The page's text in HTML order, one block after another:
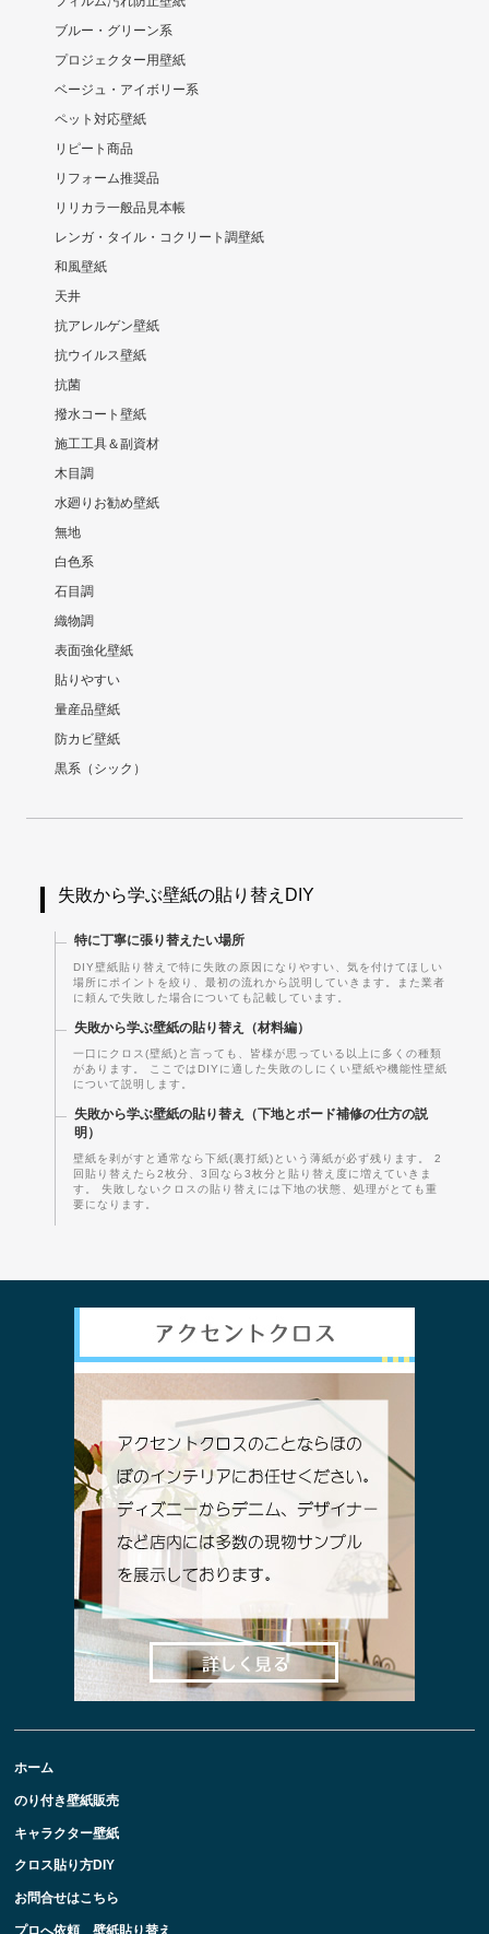
ブルー・グリーン系
プロジェクター用壁紙
ベージュ・アイボリー系
ペット対応壁紙
リピート商品
リフォーム推奨品
リリカラ一般品見本帳
レンガ・タイル・コクリート調壁紙
和風壁紙
天井
抗アレルゲン壁紙
抗ウイルス壁紙
抗菌
撥水コート壁紙
施工工具＆副資材
木目調
水廻りお勧め壁紙
無地
白色系
石目調
織物調
表面強化壁紙
貼りやすい
量産品壁紙
防カビ壁紙
黒系（シック）
失敗から学ぶ壁紙の貼り替えDIY
特に丁寧に張り替えたい場所
DIY壁紙貼り替えで特に失敗の原因になりやすい、気を付けてほしい
場所にポイントを絞り、最初の流れから説明していきます。また業者
に頼んで失敗した場合についても記載しています。
失敗から学ぶ壁紙の貼り替え（材料編）
一口にクロス(壁紙)と言っても、皆様が思っている以上に多くの種類
があります。 ここではDIYに適した失敗のしにくい壁紙や機能性壁紙
について説明します。
失敗から学ぶ壁紙の貼り替え（下地とボード補修の仕方の説
明）
壁紙を剥がすと通常なら下紙(裏打紙)という薄紙が必ず残ります。 2
回貼り替えたら2枚分、3回なら3枚分と貼り替え度に増えていきま
す。 失敗しないクロスの貼り替えには下地の状態、処理がとても重
要になります。
ホーム
のり付き壁紙販売
キャラクター壁紙
クロス貼り方DIY
お問合せはこちら
プロへ依頼 壁紙貼り替え